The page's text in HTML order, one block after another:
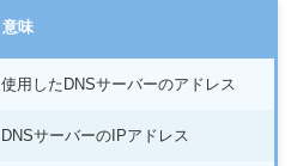
意味
使用したDNSサーバーのアドレス
DNSサーバーのIPアドレス